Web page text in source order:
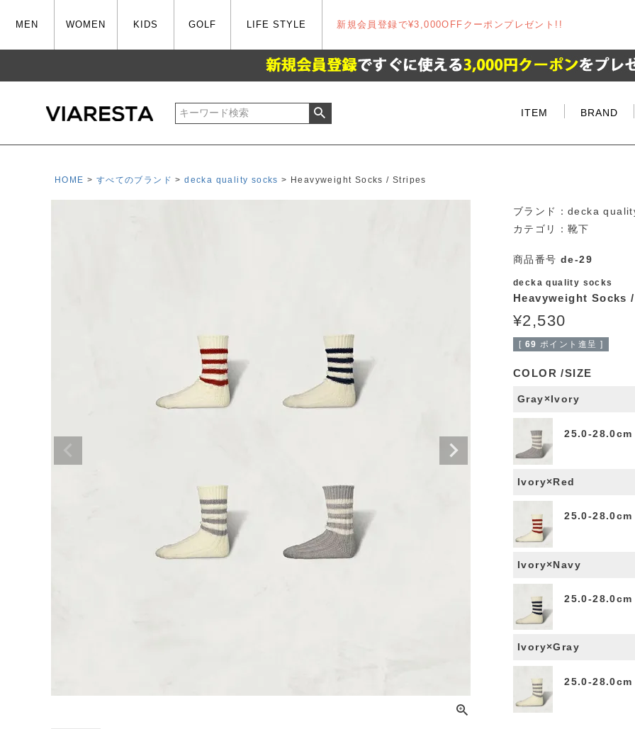
MEN WOMEN KIDS GOLF LIFE STYLE 新規会員登録で¥3,000OFFクーポンプレゼント!!
ITEM BRAND
HOME すべてのブランド decka quality socks Heavyweight Socks / Stripes
ブランド： decka
カテゴリ： 靴下
商品番号 de-29
decka quality socks
Heavyweight Socks
¥2,530
[ 69 ポイント進呈 ]
COLOR SIZE
Gray×Ivory
25.0-28.0cm
Ivory×Red
25.0-28.0cm
Ivory×Navy
25.0-28.0cm
Ivory×Gray
25.0-28.0cm